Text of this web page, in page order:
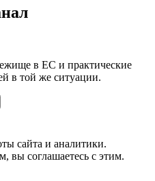
в ЕС и практические
в той же ситуации.
сайта и аналитики.
вы соглашаетесь с этим.